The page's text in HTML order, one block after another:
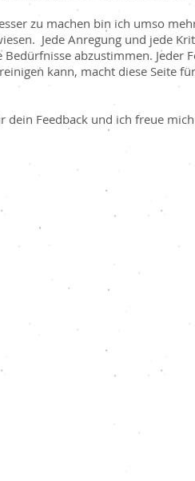
zu machen bin ich umso
Jede Anregung und jede
abzustimmen. Jeder
kann, macht diese Seite
dein Feedback und ich freue